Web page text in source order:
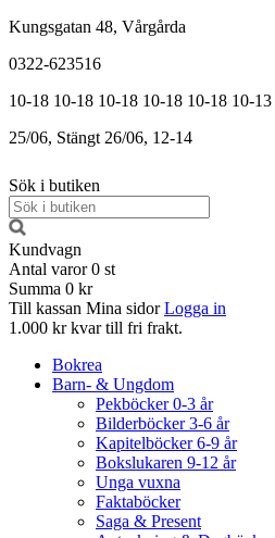
Kungsgatan 48, Vårgårda
0322-623516
10-18 10-18 10-18 10-18 10-18 10-13
25/06, Stängt 26/06, 12-14
Sök i butiken
Kundvagn
Antal varor 0 st
Summa 0 kr
Till kassan Mina sidor Logga in
1.000 kr kvar till fri frakt.
Bokrea
Barn- & Ungdom
Pekböcker 0-3 år
Bilderböcker 3-6 år
Kapitelböcker 6-9 år
Bokslukaren 9-12 år
Unga vuxna
Faktaböcker
Saga & Present